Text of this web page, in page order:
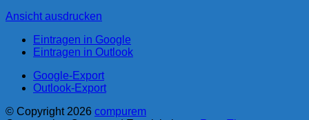
Ansicht ausdrucken
Eintragen in Google
Eintragen in Outlook
Google-Export
Outlook-Export
© Copyright 2026 compurem